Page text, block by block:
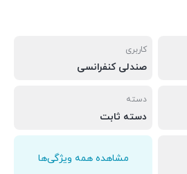
کاربری
صندلی کنفرانسی
دسته
دسته ثابت
مشاهده همه ویژگی‌ها